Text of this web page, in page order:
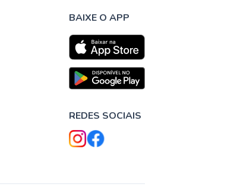
BAIXE O APP
REDES SOCIAIS